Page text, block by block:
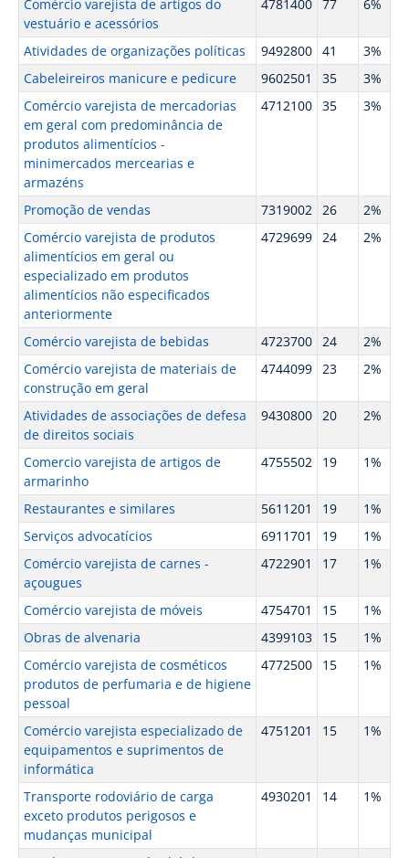
Comércio varejista de artigos do
vestuário e acessórios
4781400 77 6%
Atividades de organizações políticas 9492800 41
3%
Cabeleireiros manicure e pedicure
9602501 35
3%
Comércio varejista de mercadorias
em geral com predominância de
produtos alimentícios -
minimercados mercearias e
armazéns
4712100 35 3%
Promoção de vendas 7319002 26
2%
Comércio varejista de produtos
alimentícios em geral ou
especializado em produtos
alimentícios não especificados
anteriormente
4729699 24 2%
Comércio varejista de bebidas 4723700 24
2%
Comércio varejista de materiais de
construção em geral
4744099 23 2%
Atividades de associações de defesa
de direitos sociais
9430800 20 2%
Comercio varejista de artigos de
armarinho
4755502 19 1%
Restaurantes e similares 5611201 19
1%
Serviços advocatícios
6911701 19
1%
Comércio varejista de carnes -
açougues
4722901 17 1%
Comércio varejista de móveis 4754701 15
1%
Obras de alvenaria
4399103 15
1%
Comércio varejista de cosméticos
produtos de perfumaria e de higiene
pessoal
4772500 15 1%
Comércio varejista especializado de
equipamentos e suprimentos de
informática
4751201 15 1%
Transporte rodoviário de carga
exceto produtos perigosos e
mudanças municipal
4930201 14 1%